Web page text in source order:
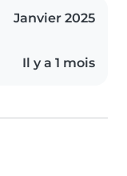
Janvier 2025
Il y a 1 mois